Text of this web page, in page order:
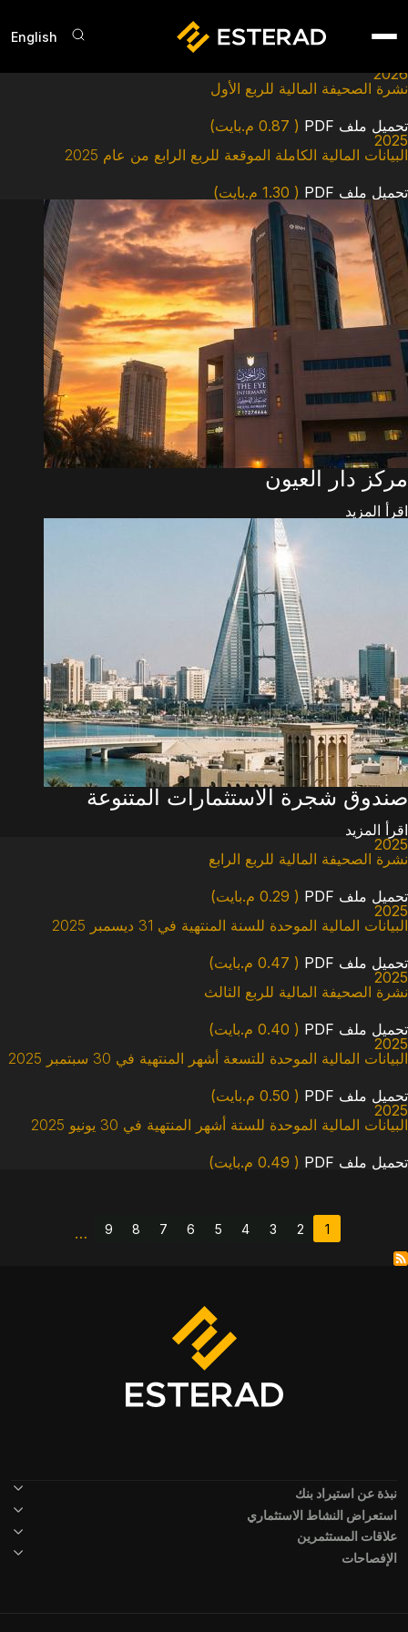
Menu
English
المعلومات المالیة الموحدة المختصرة للربع الأول
2026
نشرة الصحيفة المالية للربع الأول
تحميل ملف PDF
( 0.87 م.بايت)
2025
البيانات المالية الكاملة الموقعة للربع الرابع من عام 2025
تحميل ملف PDF ( 1.30 م.بايت)
مركز دار العيون
اقرأ المزيد
صندوق شجرة الاستثمارات المتنوعة
اقرأ المزيد
2025
نشرة الصحيفة المالية للربع الرابع
تحميل ملف PDF
( 0.29 م.بايت)
2025
البيانات المالية الموحدة للسنة المنتهية في 31 ديسمبر 2025
تحميل ملف PDF
( 0.47 م.بايت)
2025
نشرة الصحيفة المالية للربع الثالث
تحميل ملف PDF
( 0.40 م.بايت)
2025
البيانات المالية الموحدة للتسعة أشهر المنتهية في 30 سبتمبر 2025
تحميل ملف PDF
( 0.50 م.بايت)
2025
البيانات المالية الموحدة للستة أشهر المنتهية في 30 يونيو 2025
تحميل ملف PDF ( 0.49 م.بايت)
Pagination
Current page
1
الصفحة
2
الصفحة
3
الصفحة
4
الصفحة
5
الصفحة
6
الصفحة
7
الصفحة
8
الصفحة
9
…
نبذة عن استيراد بنك
استعراض النشاط الاستثماري
علاقات المستثمرين
الإفصاحات